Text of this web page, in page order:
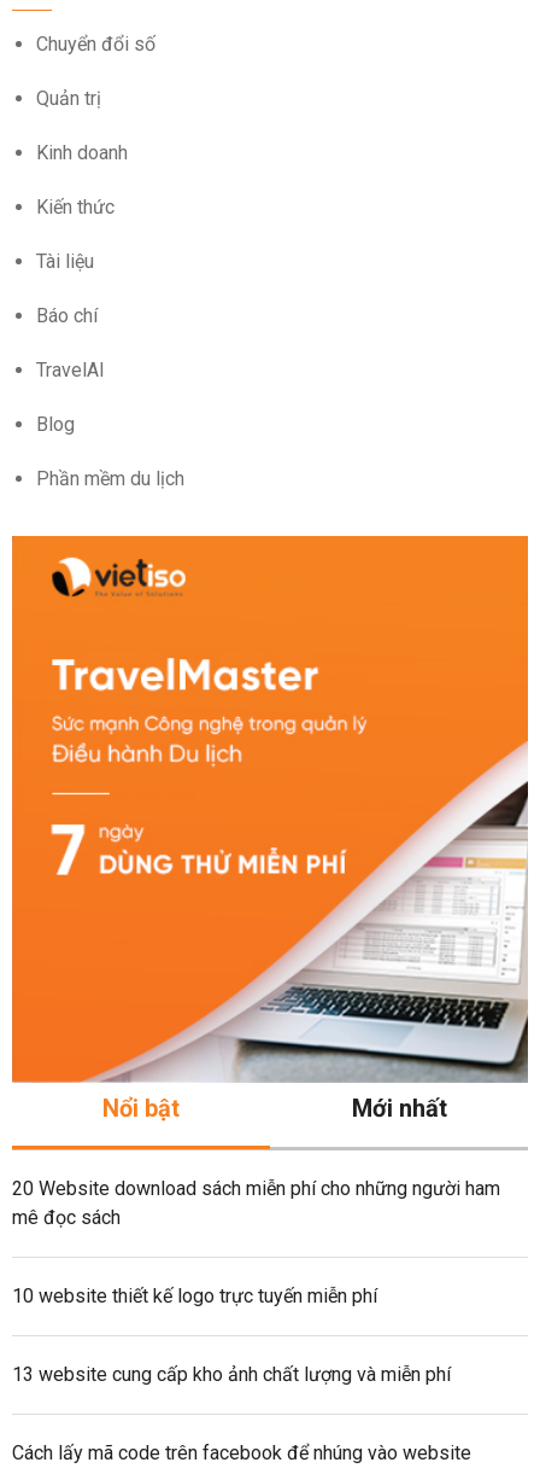
Chuyển đổi số
Quản trị
Kinh doanh
Kiến thức
Tài liệu
Báo chí
TravelAI
Blog
Phần mềm du lịch
Nổi bật Mới nhất
20 Website download sách miễn phí cho những người ham
mê đọc sách
10 website thiết kế logo trực tuyến miễn phí
13 website cung cấp kho ảnh chất lượng và miễn phí
Cách lấy mã code trên facebook để nhúng vào website